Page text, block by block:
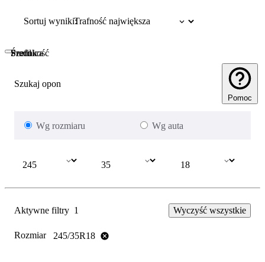
Sortuj wyniki:
Szukaj opon
Pomoc
Wg rozmiaru Wg auta
Szerokość
Profil
Średnica
Aktywne filtry 1 Wyczyść wszystkie
Rozmiar 245/35R18